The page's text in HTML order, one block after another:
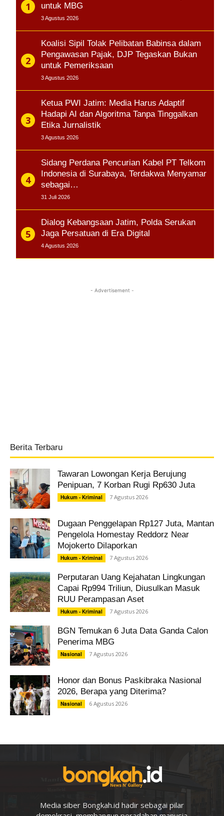
untuk MBG
3 Agustus 2026
Koalisi Sipil Tolak Pelibatan Babinsa dalam
Pengawasan Pajak, DJP Tegaskan Bukan
untuk Pemeriksaan
3 Agustus 2026
Ketua PWI Jatim: Media Harus Adaptif
Hadapi AI dan Algoritma Tanpa Tinggalkan
Etika Jurnalistik
3 Agustus 2026
Sidang Perdana Pencurian Kabel PT Telkom
Indonesia di Surabaya, Terdakwa Menyamar
sebagai…
31 Juli 2026
Dialog Kebangsaan Jatim, Polda Serukan
Jaga Persatuan di Era Digital
4 Agustus 2026
- Advertisement -
Berita Terbaru
Tawaran Lowongan Kerja Berujung
Penipuan, 7 Korban Rugi Rp630 Juta
Hukum - Kriminal 7 Agustus 2026
Dugaan Penggelapan Rp127 Juta, Mantan
Pengelola Homestay Reddorz Near
Mojokerto Dilaporkan
Hukum - Kriminal 7 Agustus 2026
Perputaran Uang Kejahatan Lingkungan
Capai Rp994 Triliun, Diusulkan Masuk
RUU Perampasan Aset
Hukum - Kriminal 7 Agustus 2026
BGN Temukan 6 Juta Data Ganda Calon
Penerima MBG
Nasional 7 Agustus 2026
Honor dan Bonus Paskibraka Nasional
2026, Berapa yang Diterima?
Nasional 6 Agustus 2026
Media siber Bongkah.id hadir sebagai pilar